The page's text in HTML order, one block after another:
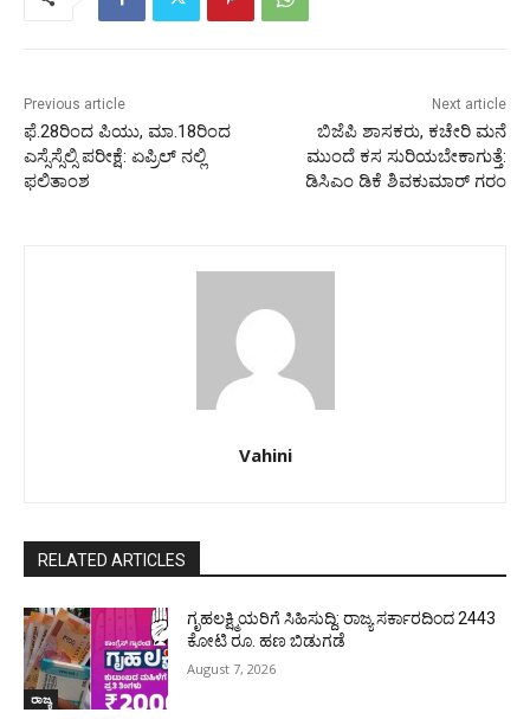
Previous article
ಫೆ.28ರಿಂದ ಪಿಯು, ಮಾ.18ರಿಂದ
ಎಸ್ಸೆಸ್ಸೆಲ್ಸಿ ಪರೀಕ್ಷೆ: ಏಪ್ರಿಲ್ ನಲ್ಲಿ
ಫಲಿತಾಂಶ
Next article
ಬಿಜೆಪಿ ಶಾಸಕರು, ಕಚೇರಿ ಮನೆ
ಮುಂದೆ ಕಸ ಸುರಿಯಬೇಕಾಗುತ್ತೆ:
ಡಿಸಿಎಂ ಡಿಕೆ ಶಿವಕುಮಾರ್ ಗರಂ
Vahini
RELATED ARTICLES
ರಾಜ್ಯ
ಗೃಹಲಕ್ಷ್ಮಿಯರಿಗೆ ಸಿಹಿಸುದ್ದಿ: ರಾಜ್ಯ ಸರ್ಕಾರದಿಂದ 2443
ಕೋಟಿ ರೂ. ಹಣ ಬಿಡುಗಡೆ
August 7, 2026